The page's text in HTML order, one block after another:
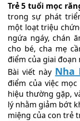
Trẻ 5 tuổi mọc
trong sự phát
một loạt triệu
ngứa ngáy, chán
cho bé, cha mẹ
điểm của giai đoạn
Bài viết này Nha
điểm của việc
hiệu thường gặp,
lý nhằm giảm bớt
miệng của con trẻ